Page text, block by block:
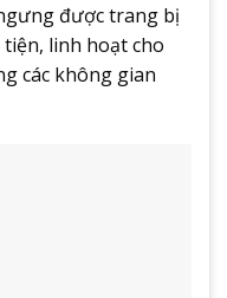
được trang bị
linh hoạt cho
các không gian